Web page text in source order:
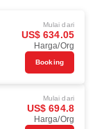
Mulai dari
US$ 634.05
Harga/Org
Booking
Mulai dari
US$ 694.8
Harga/Org